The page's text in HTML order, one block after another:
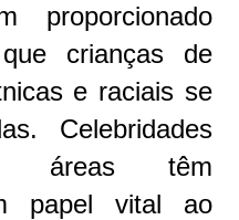
proporcionado
crianças de
e raciais se
Celebridades
áreas têm
papel vital ao